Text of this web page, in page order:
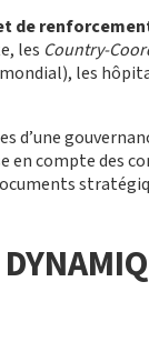
de
les Country-
les
d’une
en compte des